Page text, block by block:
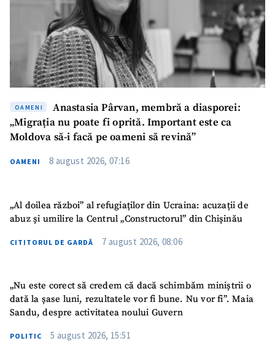
OAMENI
Anastasia Pârvan, membră a diasporei:
„Migrația nu poate fi oprită. Important este ca
Moldova să-i facă pe oameni să revină”
OAMENI 8 august 2026, 07:16
„Al doilea război” al refugiaților din Ucraina: acuzații de
abuz și umilire la Centrul „Constructorul” din Chișinău
CITITORUL DE GARDĂ 7 august 2026, 08:06
„Nu este corect să credem că dacă schimbăm miniștrii o
dată la șase luni, rezultatele vor fi bune. Nu vor fi”. Maia
Sandu, despre activitatea noului Guvern
POLITIC 5 august 2026, 15:51